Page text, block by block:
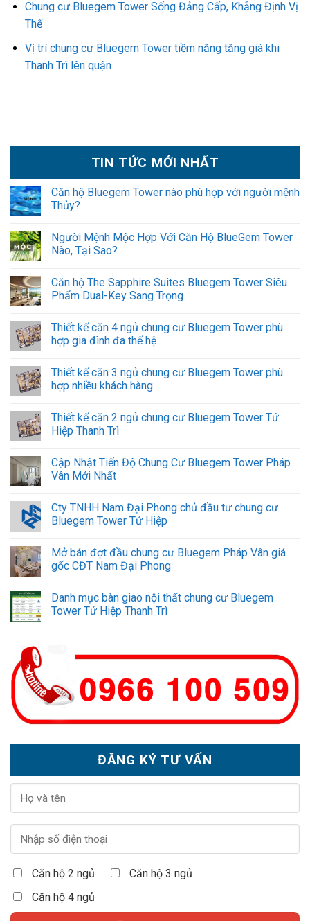
Chung cư Bluegem Tower Sống Đẳng Cấp, Khẳng Định Vị
Thế
Vị trí chung cư Bluegem Tower tiềm năng tăng giá khi
Thanh Trì lên quận
TIN TỨC MỚI NHẤT
Căn hộ Bluegem Tower nào phù hợp với người mệnh
Thủy?
Người Mệnh Mộc Hợp Với Căn Hộ BlueGem Tower
Nào, Tại Sao?
Căn hộ The Sapphire Suites Bluegem Tower Siêu
Phẩm Dual-Key Sang Trọng
Thiết kế căn 4 ngủ chung cư Bluegem Tower phù
hợp gia đình đa thế hệ
Thiết kế căn 3 ngủ chung cư Bluegem Tower phù
hợp nhiều khách hàng
Thiết kế căn 2 ngủ chung cư Bluegem Tower Tứ
Hiệp Thanh Trì
Cập Nhật Tiến Độ Chung Cư Bluegem Tower Pháp
Vân Mới Nhất
Cty TNHH Nam Đại Phong chủ đầu tư chung cư
Bluegem Tower Tứ Hiệp
Mở bán đợt đầu chung cư Bluegem Pháp Vân giá
gốc CĐT Nam Đại Phong
Danh mục bàn giao nội thất chung cư Bluegem
Tower Tứ Hiệp Thanh Trì
ĐĂNG KÝ TƯ VẤN
Căn hộ 2 ngủ
Căn hộ 3 ngủ
Căn hộ 4 ngủ